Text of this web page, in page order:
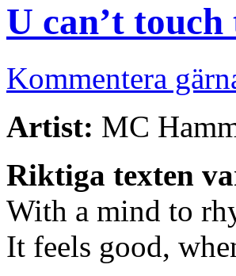
U can’t touch
Kommentera
Artist: MC
Riktiga texten
With a mind to
It feels good,